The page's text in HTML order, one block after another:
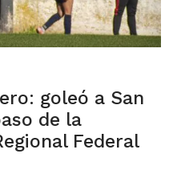
goleó a San
de la
Federal